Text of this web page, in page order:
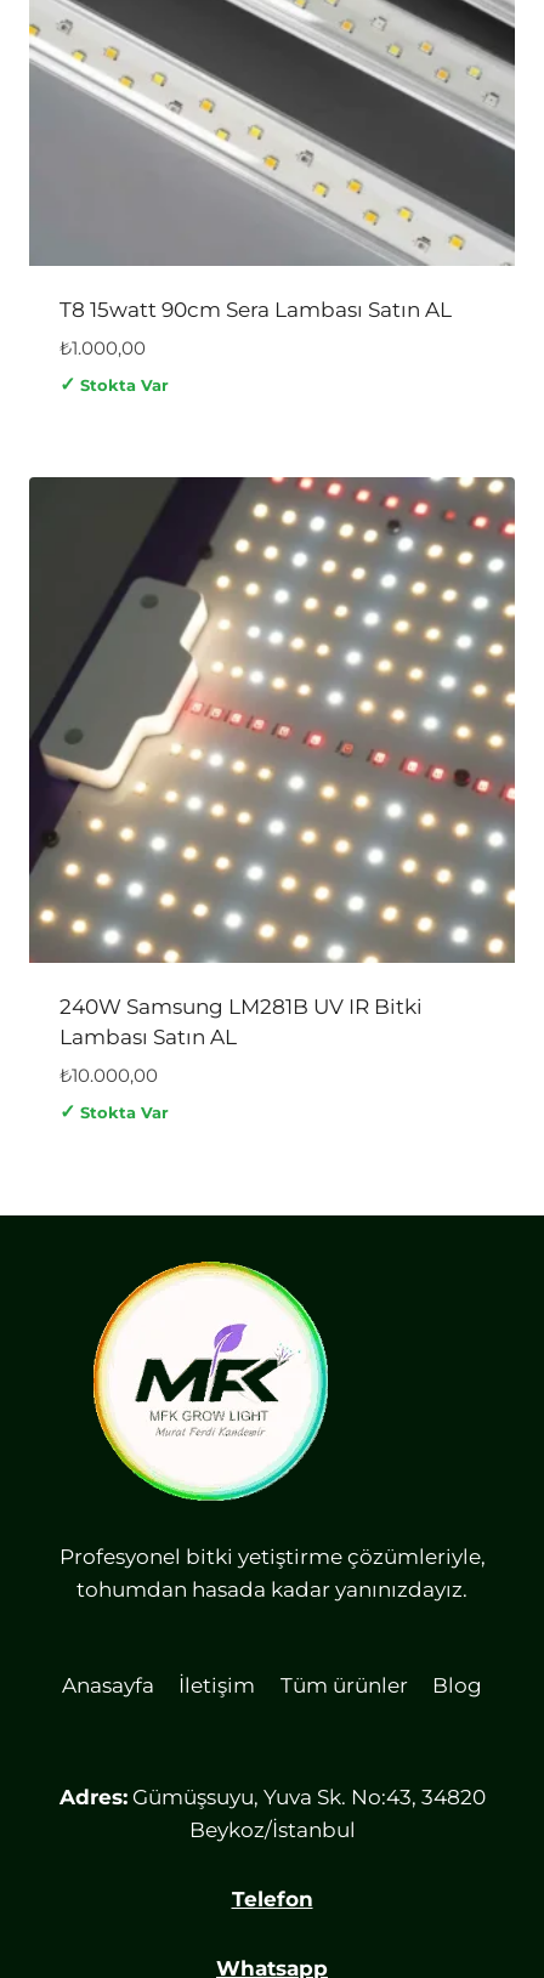
T8 15watt 90cm Sera Lambası Satın AL
₺1.000,00
✓ Stokta Var
240W Samsung LM281B UV IR Bitki
Lambası Satın AL
₺10.000,00
✓ Stokta Var
Profesyonel bitki yetiştirme çözümleriyle,
tohumdan hasada kadar yanınızdayız.
Anasayfa İletişim Tüm ürünler Blog
Adres:Gümüşsuyu, Yuva Sk. No:43, 34820
Beykoz/İstanbul
Telefon
Whatsapp